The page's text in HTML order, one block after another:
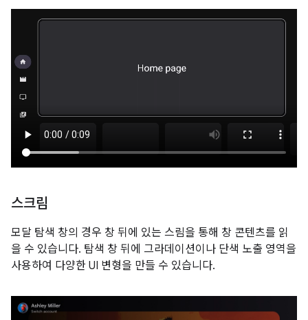
스크림
모달 탐색 창의 경우 창 뒤에 있는 스림을 통해 창 콘텐츠를 읽
을 수 있습니다. 탐색 창 뒤에 그라데이션이나 단색 노출 영역을
사용하여 다양한 UI 변형을 만들 수 있습니다.